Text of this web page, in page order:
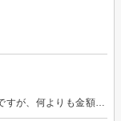
ヒゲ脱毛の初回体験で伺いました。 脱毛の説明もですが、何よりも金額の設定がわかりやすく、低価格だと感じました。 施術中の痛みはほぼ感じませんでした。 施術時間も短いと思うので、気軽に行きやすいと思います。